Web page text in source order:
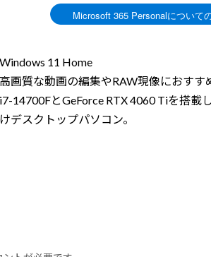
Windows 11 Home
高画質な動画の編集やRAW現像におすす
i7-14700FとGeForce RTX 4060 Tiを搭載
けデスクトップパソコン。